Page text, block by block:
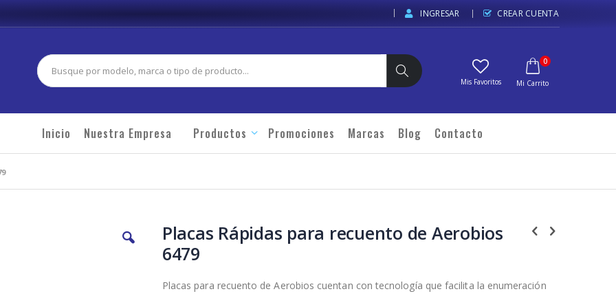
INGRESAR CREAR CUENTA
Carrito
0elementos
Buscar
Inicio Nuestra Empresa Productos Promociones Marcas Blog Contacto
Placas Rápidas para recuento de Aerobios
6479
Placas para recuento de Aerobios cuentan con tecnología que facilita la enumeración